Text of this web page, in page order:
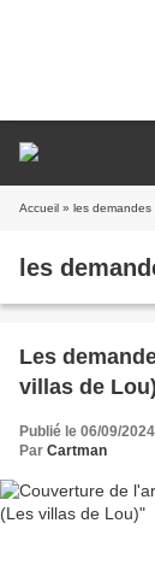
Accueil » les demandes
les
Les
villas de Lou)
Publié le 06/09/
Par Cartman